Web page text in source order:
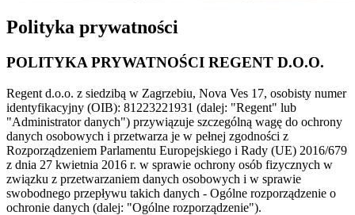
Polityka prywatności
POLITYKA PRYWATNOŚCI REGENT D.O.O.
Regent d.o.o. z siedzibą w Zagrzebiu, Nova Ves 17, osobisty numer
identyfikacyjny (OIB): 81223221931 (dalej: "Regent" lub
"Administrator danych") przywiązuje szczególną wagę do ochrony
danych osobowych i przetwarza je w pełnej zgodności z
Rozporządzeniem Parlamentu Europejskiego i Rady (UE) 2016/679
z dnia 27 kwietnia 2016 r. w sprawie ochrony osób fizycznych w
związku z przetwarzaniem danych osobowych i w sprawie
swobodnego przepływu takich danych - Ogólne rozporządzenie o
ochronie danych (dalej: "Ogólne rozporządzenie").